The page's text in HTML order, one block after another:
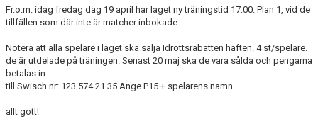
Fr.o.m. idag fredag dag 19 april har laget ny träningstid 17:00. Plan 1, vid de
tillfällen som där inte är matcher inbokade.
Notera att alla spelare i laget ska sälja Idrottsrabatten häften. 4 st/spelare.
de är utdelade på träningen. Senast 20 maj ska de vara sålda och pengarna
betalas in
till Swisch nr: 123 574 21 35 Ange P15 + spelarens namn
allt gott!